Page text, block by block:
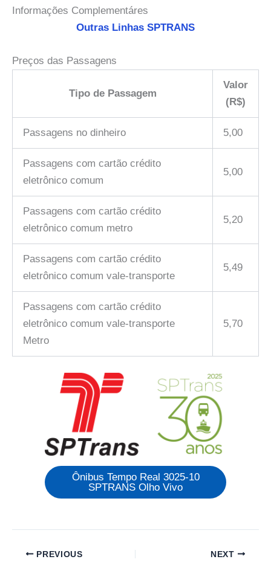
Informações Complementáres
Outras Linhas SPTRANS
Preços das Passagens
Tipo de Passagem
Valor
(R$)
Passagens no dinheiro 5,00
Passagens com cartão crédito
eletrônico comum
5,00
Passagens com cartão crédito
eletrônico comum metro
5,20
Passagens com cartão crédito
eletrônico comum vale-transporte
5,49
Passagens com cartão crédito
eletrônico comum vale-transporte
Metro
5,70
Ônibus Tempo Real 3025-10
SPTRANS Olho Vivo
PREVIOUS NEXT